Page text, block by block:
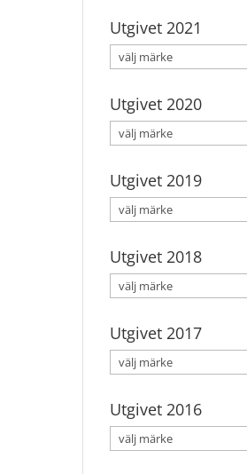
Utgivet 2021
Utgivet 2020
Utgivet 2019
Utgivet 2018
Utgivet 2017
Utgivet 2016